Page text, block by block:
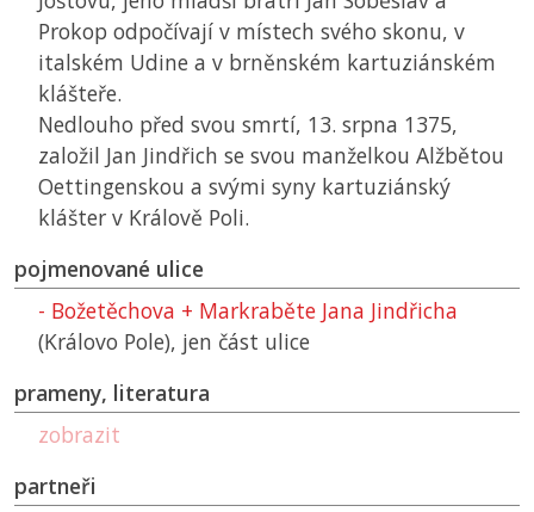
Prokop odpočívají v místech svého skonu, v
italském Udine a v brněnském kartuziánském
klášteře.
Nedlouho před svou smrtí, 13. srpna 1375,
založil Jan Jindřich se svou manželkou Alžbětou
Oettingenskou a svými syny kartuziánský
klášter v Králově Poli.
pojmenované ulice
- Božetěchova + Markraběte Jana Jindřicha
(Královo Pole), jen část ulice
prameny, literatura
zobrazit
partneři